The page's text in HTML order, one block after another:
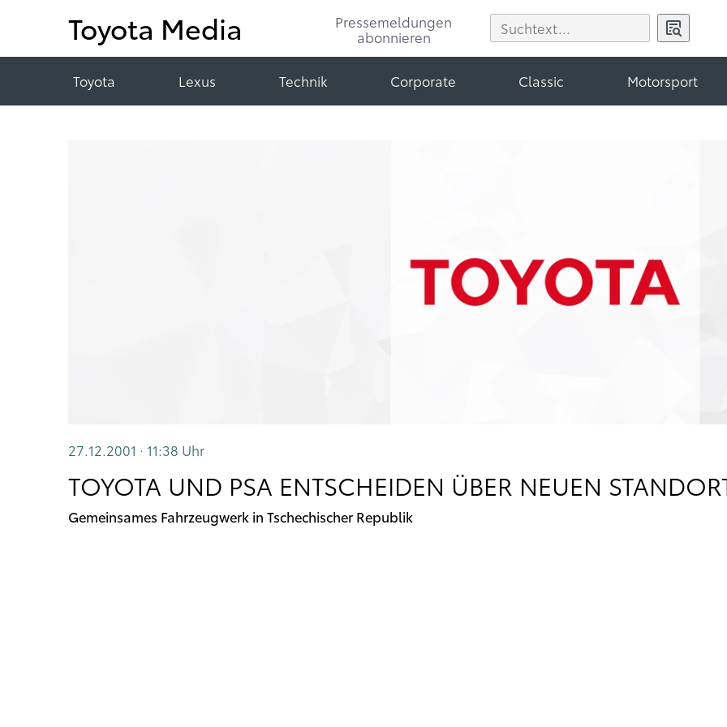
Toyota Media
Pressemeldungen
abonnieren
Toyota Lexus Technik Corporate Classic Motorsport
27.12.2001 · 11:38 Uhr
TOYOTA UND PSA ENTSCHEIDEN ÜBER NEUEN
Gemeinsames Fahrzeugwerk in Tschechischer Republik